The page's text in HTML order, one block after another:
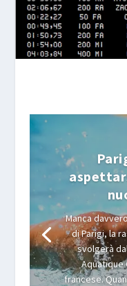
Manca
di Parigi, la
svolgerà
Aquatique
francese.